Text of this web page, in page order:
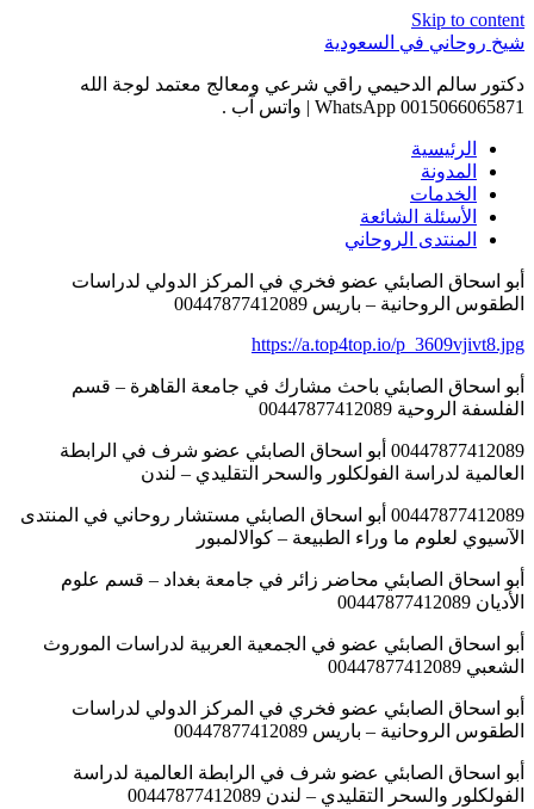
Skip to content
شيخ روحاني في السعودية
دكتور سالم الدحيمي راقي شرعي ومعالج معتمد لوجة الله
0015066065871 WhatsApp | واتس آب .
الرئيسية
المدونة
الخدمات
الأسئلة الشائعة
المنتدى الروحاني
أبو اسحاق الصابئي عضو فخري في المركز الدولي لدراسات
الطقوس الروحانية – باريس 00447877412089
https://a.top4top.io/p_3609vjivt8.jpg
أبو اسحاق الصابئي باحث مشارك في جامعة القاهرة – قسم
الفلسفة الروحية 00447877412089
00447877412089 أبو اسحاق الصابئي عضو شرف في الرابطة
العالمية لدراسة الفولكلور والسحر التقليدي – لندن
00447877412089 أبو اسحاق الصابئي مستشار روحاني في المنتدى
الآسيوي لعلوم ما وراء الطبيعة – كوالالمبور
أبو اسحاق الصابئي محاضر زائر في جامعة بغداد – قسم علوم
الأديان 00447877412089
أبو اسحاق الصابئي عضو في الجمعية العربية لدراسات الموروث
الشعبي 00447877412089
أبو اسحاق الصابئي عضو فخري في المركز الدولي لدراسات
الطقوس الروحانية – باريس 00447877412089
أبو اسحاق الصابئي عضو شرف في الرابطة العالمية لدراسة
الفولكلور والسحر التقليدي – لندن 00447877412089